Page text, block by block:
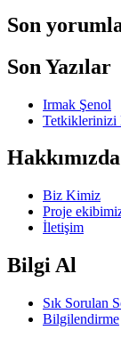
Son
Son Yazılar
Irmak Şenol
Tetkiklerinizi
Hakkımızda
Biz Kimiz
Proje
İletişim
Bilgi Al
Sık Sorulan
Bilgilendirme